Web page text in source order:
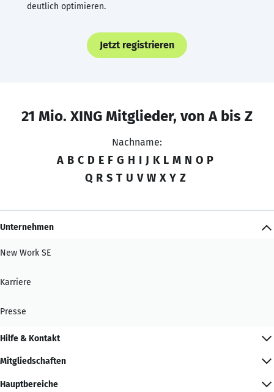
deutlich optimieren.
Jetzt registrieren
21 Mio. XING Mitglieder, von A bis Z
Nachname:
A B C D E F G H I J K L M N O P
Q R S T U V W X Y Z
Unternehmen
New Work SE
Karriere
Presse
Hilfe & Kontakt
Mitgliedschaften
Hauptbereiche